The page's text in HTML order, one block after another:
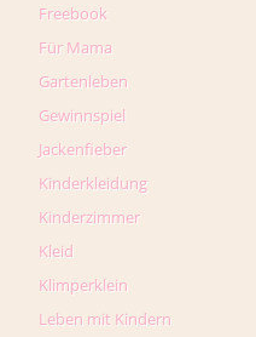
Freebook
Für Mama
Gartenleben
Gewinnspiel
Jackenfieber
Kinderkleidung
Kinderzimmer
Kleid
Klimperklein
Leben mit Kindern